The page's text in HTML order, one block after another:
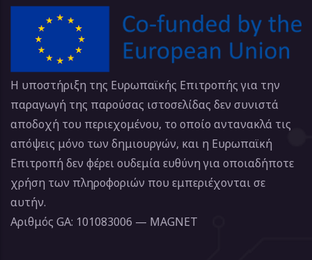
Η υποστήριξη της Ευρωπαϊκής Επιτροπής για την
παραγωγή της παρούσας ιστοσελίδας δεν συνιστά
αποδοχή του περιεχομένου, το οποίο αντανακλά τις
απόψεις μόνο των δημιουργών, και η Ευρωπαϊκή
Επιτροπή δεν φέρει ουδεμία ευθύνη για οποιαδήποτε
χρήση των πληροφοριών που εμπεριέχονται σε
αυτήν.
Αριθμός GA: 101083006 — MAGNET